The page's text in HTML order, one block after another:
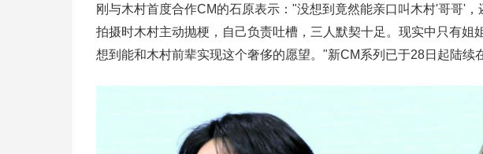
刚与木村首度合作CM的石原表示："没想到竟然能亲口叫木村'哥哥'
拍摄时木村主动抛梗，自己负责吐槽，三人默契十足。现实中只有姐
想到能和木村前辈实现这个奢侈的愿望。"新CM系列已于28日起陆续